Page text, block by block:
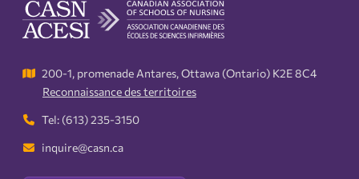
200-1, promenade Antares, Ottawa (Ontario) K2E 8C4
Reconnaissance des territoires
Tel: (613) 235-3150
inquire@casn.ca